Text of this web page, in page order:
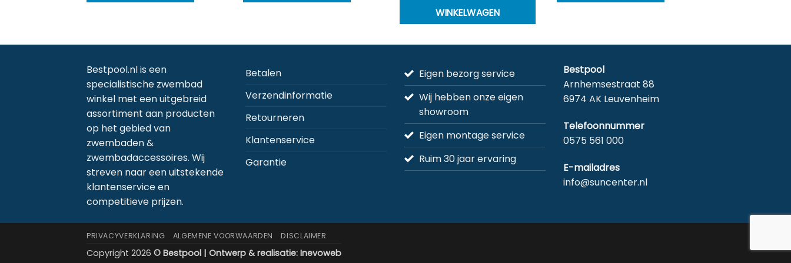
variaties.
gekozen
worden
productpagina
variaties.
productpagina
WINKELWAGEN
variaties.
Bestpool.nl is een
specialistische zwembad
winkel met een uitgebreid
assortiment aan producten
op het gebied van
zwembaden &
zwembadaccessoires. Wij
streven naar een uitstekende
klantenservice en
competitieve prijzen.
Betalen
Verzendinformatie
Retourneren
Klantenservice
Garantie
Eigen bezorg service
Wij hebben onze eigen
showroom
Eigen montage service
Ruim 30 jaar ervaring
Bestpool
Arnhemsestraat 88
6974 AK Leuvenheim
Telefoonnummer
0575 561 000
E-mailadres
info@suncenter.nl
PRIVACYVERKLARING ALGEMENE VOORWAARDEN DISCLAIMER
Copyright 2026 © Bestpool | Ontwerp & realisatie: Inevoweb